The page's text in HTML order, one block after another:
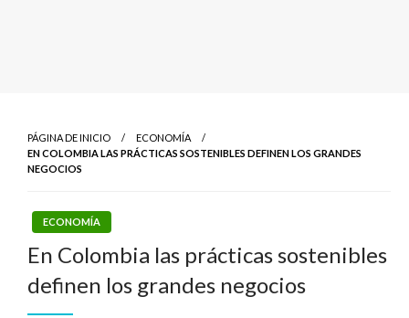
PÁGINA DE INICIO
ECONOMÍA
EN COLOMBIA LAS PRÁCTICAS SOSTENIBLES DEFINEN LOS GRANDES
NEGOCIOS
ECONOMÍA
En Colombia las prácticas sostenibles
definen los grandes negocios